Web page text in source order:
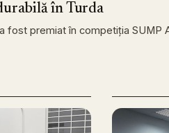
în Turda
fost premiat în competiția SUMP